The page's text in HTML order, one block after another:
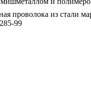
проволока из
99